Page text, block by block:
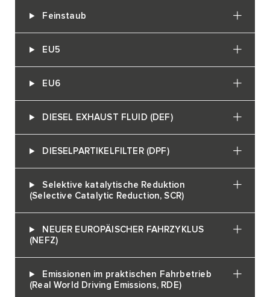
Feinstaub
EU5
EU6
DIESEL EXHAUST FLUID (DEF)
DIESELPARTIKELFILTER (DPF)
Selektive katalytische Reduktion
(Selective Catalytic Reduction, SCR)
NEUER EUROPÄISCHER FAHRZYKLUS
(NEFZ)
Emissionen im praktischen Fahrbetrieb
(Real World Driving Emissions, RDE)